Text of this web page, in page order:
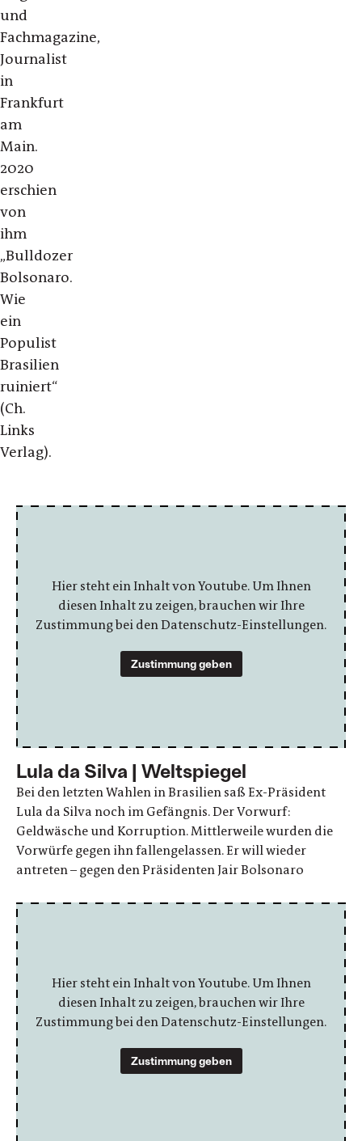
und
Fachmagazine,
Journalist
in
Frankfurt
am
Main.
2020
erschien
von
ihm
„Bulldozer
Bolsonaro.
Wie
ein
Populist
Brasilien
ruiniert“
(Ch.
Links
Verlag).
Hier steht ein Inhalt von Youtube. Um Ihnen
diesen Inhalt zu zeigen, brauchen wir Ihre
Zustimmung bei den Datenschutz-Einstellungen.
Zustimmung geben
Lula da Silva | Weltspiegel
Bei den letzten Wahlen in Brasilien saß Ex-Präsident
Lula da Silva noch im Gefängnis. Der Vorwurf:
Geldwäsche und Korruption. Mittlerweile wurden die
Vorwürfe gegen ihn fallengelassen. Er will wieder
antreten – gegen den Präsidenten Jair Bolsonaro
Hier steht ein Inhalt von Youtube. Um Ihnen
diesen Inhalt zu zeigen, brauchen wir Ihre
Zustimmung bei den Datenschutz-Einstellungen.
Zustimmung geben